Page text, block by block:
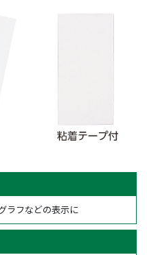
ラフなどの表示に